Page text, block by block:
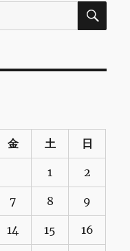
検
金 土 日
1 2
7 8 9
14 15 16